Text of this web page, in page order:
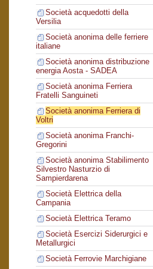
Società acquedotti della
Versilia
Società anonima delle ferriere
italiane
Società anonima distribuzione
energia Aosta - SADEA
Società anonima Ferriera
Fratelli Sanguineti
Società anonima Ferriera di
Voltri
Società anonima Franchi-
Gregorini
Società anonima Stabilimento
Silvestro Nasturzio di
Sampierdarena
Società Elettrica della
Campania
Società Elettrica Teramo
Società Esercizi Siderurgici e
Metallurgici
Società Ferrovie Marchigiane